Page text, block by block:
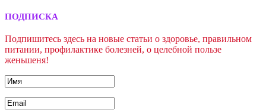
ПОДПИСКА
Подпишитесь здесь на новые статьи о здоровье, правильном
питании, профилактике болезней, о целебной пользе
женьшеня!